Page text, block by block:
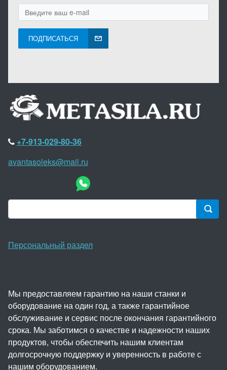
ПОДПИСАТЬСЯ
+7-913-029-80-36
avantasoleks@mail.ru
Персональный раздел
Мы предоставляем гарантию на наши станки и
оборудование на один год, а также гарантийное
обслуживание и сервис после окончания гарантийного
срока. Мы заботимся о качестве и надежности наших
продуктов, чтобы обеспечить нашим клиентам
долгосрочную поддержку и уверенность в работе с
нашим оборудованием.